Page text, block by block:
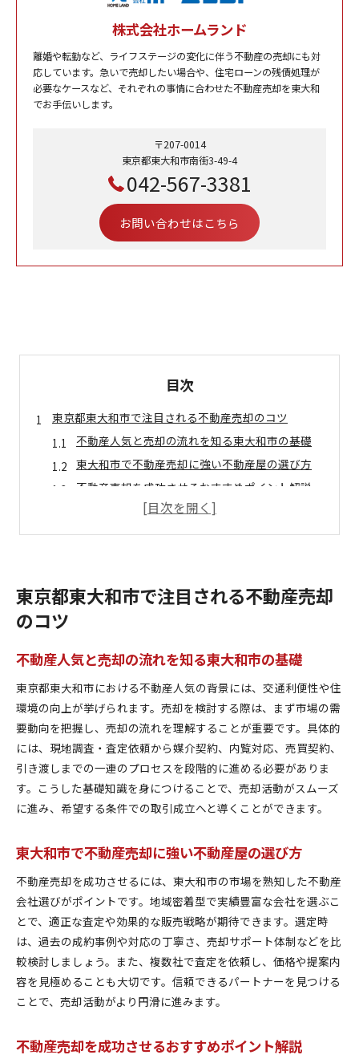
株式会社ホームランド
離婚や転勤など、ライフステージの変化に伴う不動産の売却にも対
応しています。急いで売却したい場合や、住宅ローンの残債処理が
必要なケースなど、それぞれの事情に合わせた不動産売却を東大和
でお手伝いします。
〒207-0014
東京都東大和市南街3-49-4
042-567-3381
お問い合わせはこちら
目次
東京都東大和市で注目される不動産売却のコツ
不動産人気と売却の流れを知る東大和市の基礎
東大和市で不動産売却に強い不動産屋の選び方
不動産売却を成功させるおすすめポイント解説
最新の不動産人気動向が売却成功へ与える影響
不動産売却で知っておきたい価格相場の動き
東大和市の不動産人気が売却市場に与える影響
東大和市のおすすめ不動産屋選びの重要ポイント
不動産人気の高まりと売却価格の関係性を解説
不動産売却時に役立つ口コミや評判の活用術
売却市場で注目される不動産人気エリアの特徴
東大和市で不動産売却を成功させる秘訣
不動産売却の成功には人気動向の把握が不可欠
東大和市で高評価の不動産屋活用術を解説
賃貸需要と売却戦略の関係を知ることの重要性
口コミやレビューを活用した売却準備のコツ
東大和市で選ばれる不動産売却の進め方ガイド
不動産売却なら東大和市市場の動向をチェック
東大和市の不動産人気動向を売却計画に活かす
市場の売却動向から見るおすすめ売却時期
不動産屋の比較ポイントと選び方のコツ
賃貸市場との関係性が売却戦略を左右する理由
評判の良い不動産屋で売却をスムーズに進める
東京都東大和市で注目される不動産売却
のコツ
不動産人気と売却の流れを知る東大和市の基礎
東京都東大和市における不動産人気の背景には、交通利便性や住
環境の向上が挙げられます。売却を検討する際は、まず市場の需
要動向を把握し、売却の流れを理解することが重要です。具体的
には、現地調査・査定依頼から媒介契約、内覧対応、売買契約、
引き渡しまでの一連のプロセスを段階的に進める必要がありま
す。こうした基礎知識を身につけることで、売却活動がスムーズ
に進み、希望する条件での取引成立へと導くことができます。
東大和市で不動産売却に強い不動産屋の選び方
不動産売却を成功させるには、東大和市の市場を熟知した不動産
会社選びがポイントです。地域密着型で実績豊富な会社を選ぶこ
とで、適正な査定や効果的な販売戦略が期待できます。選定時
は、過去の成約事例や対応の丁寧さ、売却サポート体制などを比
較検討しましょう。また、複数社で査定を依頼し、価格や提案内
容を見極めることも大切です。信頼できるパートナーを見つける
ことで、売却活動がより円滑に進みます。
不動産売却を成功させるおすすめポイント解説